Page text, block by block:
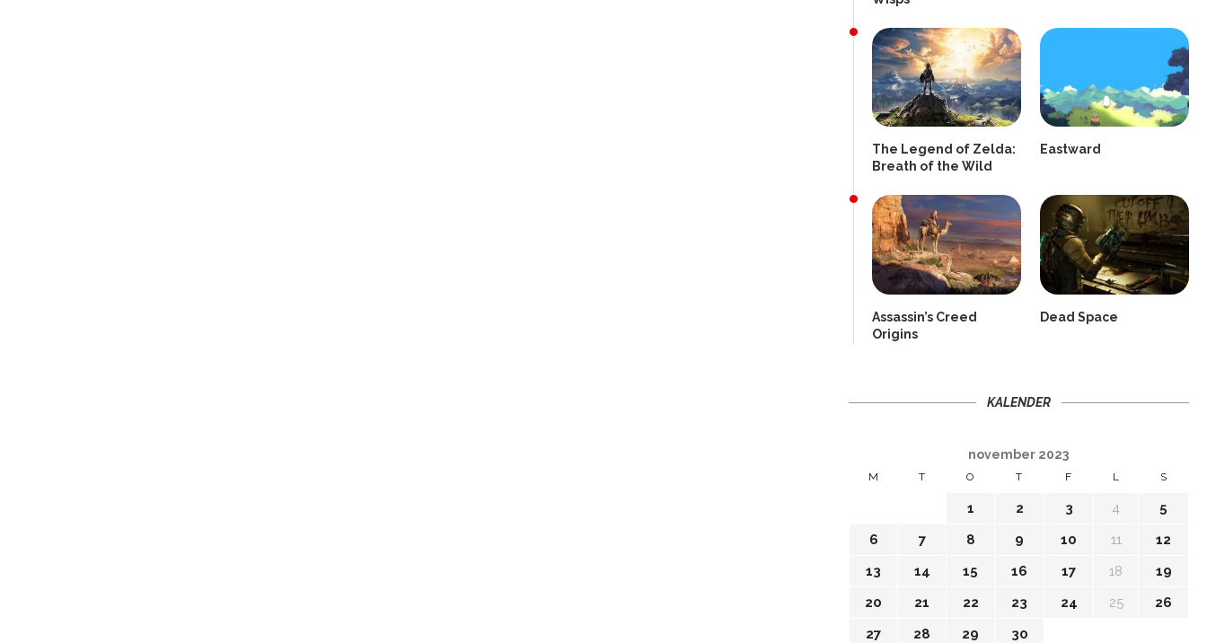
The Legend of Zelda:
Breath of the Wild
Eastward
Assassin’s Creed
Origins
Dead Space
KALENDER
november 2023
M T O T F L S
1 2 3 4
5
6
7 8 9 10 11
12
13
14 15 16 17 18
19
20
21 22 23 24 25
26
27
28 29 30